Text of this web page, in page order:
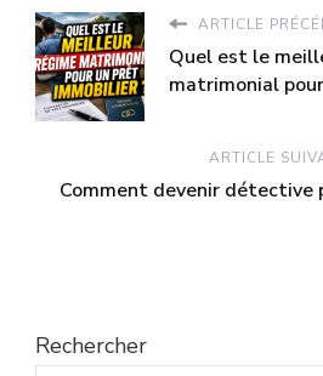
ARTICLE
Quel est le
matrimonial
ARTICLE
Comment devenir détective
Rechercher